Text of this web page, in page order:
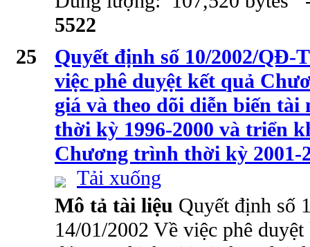
5522
25
Quyết định số 10/2002/QĐ-
việc phê duyệt kết quả
giá và theo dõi diễn biến
thời kỳ 1996-2000 và triển
Chương trình thời kỳ 2001-
Tải xuống
Mô tả tài liệu Quyết định số
14/01/2002 Về việc phê